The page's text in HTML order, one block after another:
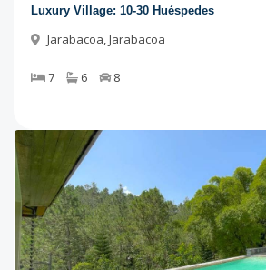
Luxury Village: 10-30 Huéspedes
Jarabacoa,Jarabacoa
7 6 8